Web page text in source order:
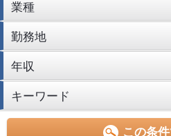
業種
勤務地
年収
キーワード